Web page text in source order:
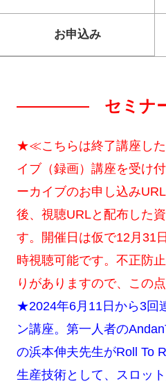
お申込み
セミナ
★≪こちらは終了講座した
イブ（録画）講座を受け
ーカイブのお申し込み
後、視聴URLと配布した
す。開催日は仮で12月31
時視聴可能です。不正防
りがありますので、この
★2024年6月11日から3回
ン講座。第一人者の
の浜本伸夫先生がRoll To
生産技術として、スロッ